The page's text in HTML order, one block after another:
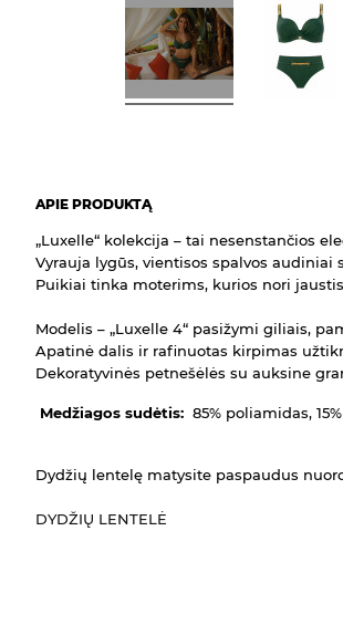
APIE PRODUKTĄ
„Luxelle“ kolekcija – tai nesenstančios
Vyrauja lygūs, vientisos spalvos
Puikiai tinka moterims, kurios nori
Modelis – „Luxelle 4“ pasižymi giliais,
Apatinė dalis ir rafinuotas kirpimas
Dekoratyvinės petnešėlės su auksine
Medžiagos sudėtis: 85% poliamidas,
Dydžių lentelę matysite paspaudus
DYDŽIŲ LENTELĖ